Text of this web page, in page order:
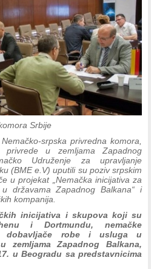
Srbije
srpska privredna komora,
privrede u zemljama Zapadnog
Udruženje za upravljanje
(BME e.V) uputili su poziv srpskim
u projekat „Nemačka inicijativa za
državama Zapadnog Balkana“ i
kompanija.
inicijativa i skupova koji su
i Dortmundu, nemačke
dobavljače robe i usluga u
zemljama Zapadnog Balkana,
u Beogradu sa predstavnicima